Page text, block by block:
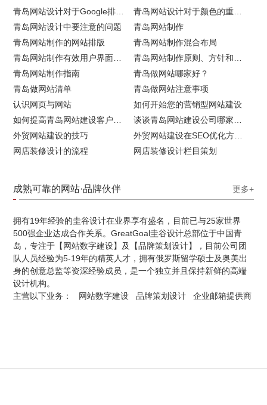
青岛网站设计中要注意的问题
青岛网站制作
青岛网站制作的网站排版
青岛网站制作混合布局
青岛网站制作指南
青岛做网站哪家好？
青岛做网站清单
青岛做网站注意事项
认识网页与网站
如何开始您的营销型网站建设
外贸网站建设的技巧
网店装修设计的流程
网店装修设计栏目策划
成熟可靠的网站·品牌伙伴 更多+
拥有19年经验的圭谷设计在业界享有盛名，目前已与25家世界
500强企业达成合作关系。GreatGoal圭谷设计总部位于中国青
岛，专注于【网站数字建设】及【品牌策划设计】，目前公司团
队人员经验为5-19年的精英人才，拥有俄罗斯留学硕士及奥美出
身的创意总监等资深经验成员，是一个独立并且保持新鲜的高端
设计机构。
主营以下业务： 网站数字建设 品牌策划设计 企业邮箱提供商